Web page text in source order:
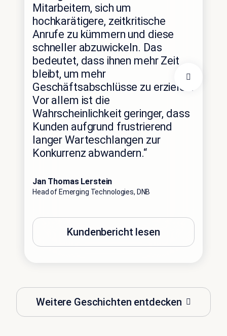
Weitere Geschichten entdecken
Mitarbeitern, sich um
hochkarätigere, zeitkritische
Anrufe zu kümmern und diese
schneller abzuwickeln. Das
bedeutet, dass ihnen mehr Zeit
bleibt, um mehr
Geschäftsabschlüsse zu erzielen.
Vor allem ist die
Wahrscheinlichkeit geringer, dass
Kunden aufgrund frustrierend
langer Warteschlangen zur
Konkurrenz abwandern.“
Jan Thomas Lerstein
Head of Emerging Technologies, DNB
Kundenbericht lesen